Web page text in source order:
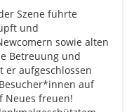
Szene führte
und
sowie alten
Betreuung und
er aufgeschlossen
auf
Neues freuen!